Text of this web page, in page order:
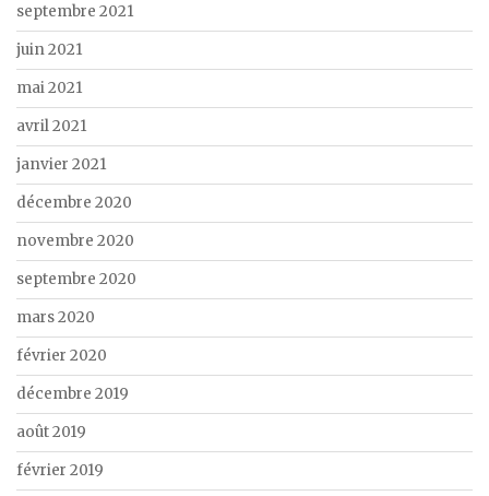
septembre 2021
juin 2021
mai 2021
avril 2021
janvier 2021
décembre 2020
novembre 2020
septembre 2020
mars 2020
février 2020
décembre 2019
août 2019
février 2019